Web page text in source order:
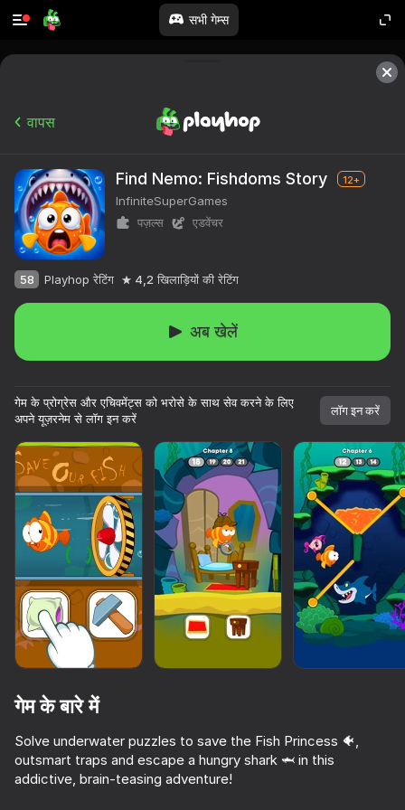
सभी गेम्स
10,000 से अधिक गेम।
सभी मुफ्त। सभी आपके।
61
वापस
Find Nemo: Fishdoms Story 12+
InfiniteSuperGames
पज़ल्स
एडवेंचर
58 Playhop रेटिंग 4,2 खिलाड़ियों की रेटिंग
अब खेलें
गेम के प्रोग्रेस और एचिवमेंट्स को भरोसे के साथ सेव करने के लिए
अपने यूज़रनेम से लॉग इन करें
लॉग इन करें
गेम के बारे में
Solve underwater puzzles to save the Fish Princess 🐠,
outsmart traps and escape a hungry shark 🦈 in this
addictive, brain-teasing adventure!